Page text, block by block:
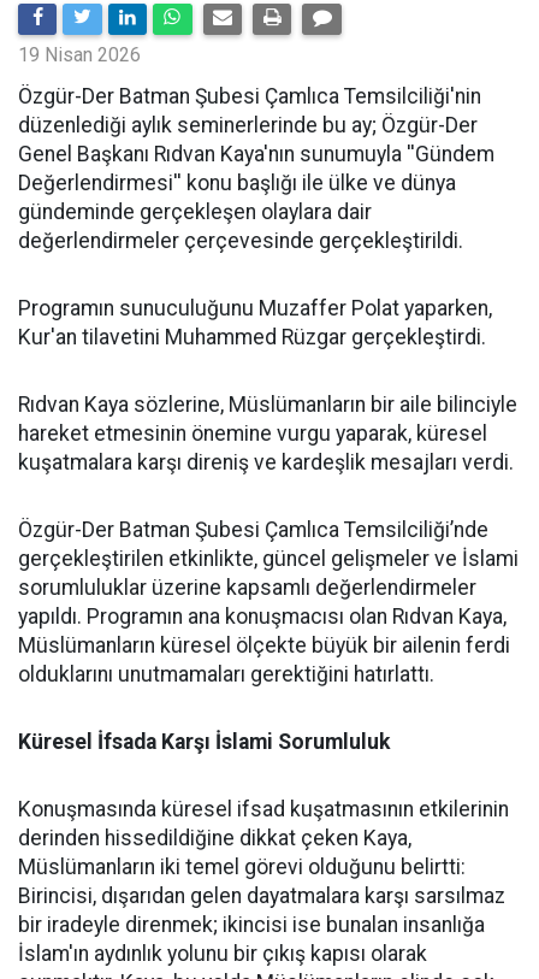
19 Nisan 2026
​Özgür-Der Batman Şubesi Çamlıca Temsilciliği'nin
düzenlediği aylık seminerlerinde bu ay; Özgür-Der
Genel Başkanı Rıdvan Kaya'nın sunumuyla ''Gündem
Değerlendirmesi'' konu başlığı ile ülke ve dünya
gündeminde gerçekleşen olaylara dair
değerlendirmeler çerçevesinde gerçekleştirildi.
Programın sunuculuğunu Muzaffer Polat yaparken,
Kur'an tilavetini Muhammed Rüzgar gerçekleştirdi.
Rıdvan Kaya sözlerine, Müslümanların bir aile bilinciyle
hareket etmesinin önemine vurgu yaparak, küresel
kuşatmalara karşı direniş ve kardeşlik mesajları verdi.
Özgür-Der Batman Şubesi Çamlıca Temsilciliği’nde
gerçekleştirilen etkinlikte, güncel gelişmeler ve İslami
sorumluluklar üzerine kapsamlı değerlendirmeler
yapıldı. Programın ana konuşmacısı olan Rıdvan Kaya,
Müslümanların küresel ölçekte büyük bir ailenin ferdi
olduklarını unutmamaları gerektiğini hatırlattı.
Küresel İfsada Karşı İslami Sorumluluk
Konuşmasında küresel ifsad kuşatmasının etkilerinin
derinden hissedildiğine dikkat çeken Kaya,
Müslümanların iki temel görevi olduğunu belirtti:
Birincisi, dışarıdan gelen dayatmalara karşı sarsılmaz
bir iradeyle direnmek; ikincisi ise bunalan insanlığa
İslam'ın aydınlık yolunu bir çıkış kapısı olarak